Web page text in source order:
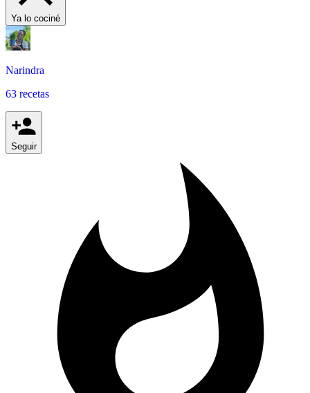
Ya lo cociné
Narindra
63 recetas
Seguir